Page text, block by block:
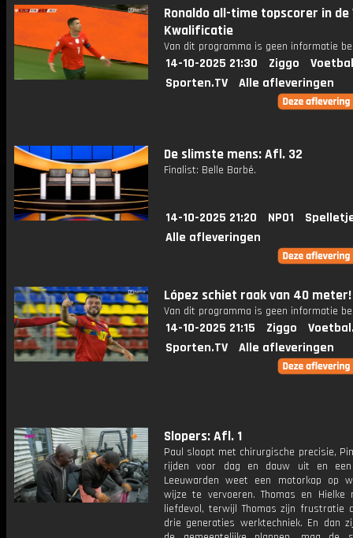
Ronaldo all-time topscorer in de
Kwalificatie
Van dit programma is geen informatie
14-10-2025 21:30 Ziggo
Sporten.TV
Alle afleveringen
De slimste mens: Afl. 32
Finalist: Belle Barbé.
14-10-2025 21:20 NPO1
Alle afleveringen
López schiet raak van 40 meter!
Van dit programma is geen informatie
14-10-2025 21:15 Ziggo
Sporten.TV
Alle afleveringen
Slopers: Afl. 1
Paul sloopt met chirurgische precisie,
rijden voor dag en dauw uit en
Leeuwarden weet een motorkap op
wijze te vervoeren. Thomas en Hielke
liefdevol, terwijl Thomas zijn frustratie
drie generaties werktechniek. En dan